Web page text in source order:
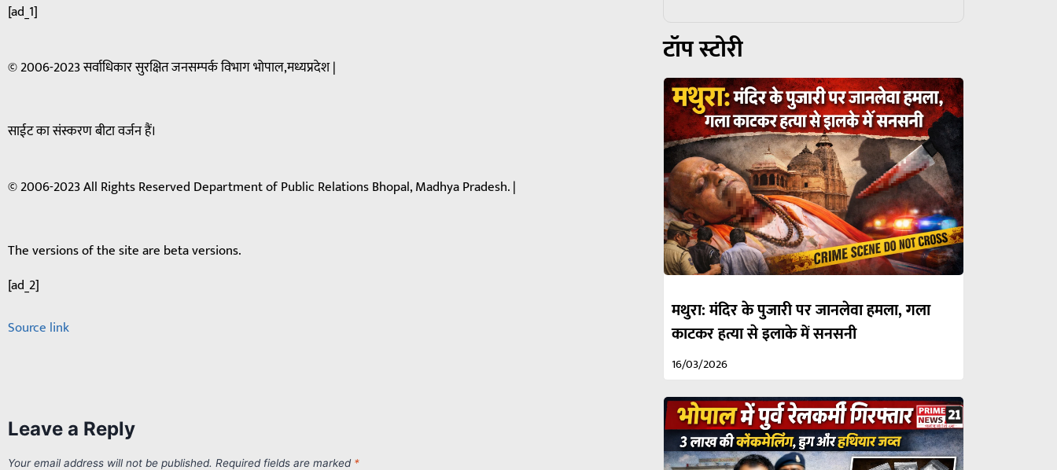
[ad_1]
© 2006-2023 सर्वाधिकार सुरक्षित जनसम्पर्क विभाग भोपाल,मध्यप्रदेश |
साईट का संस्करण बीटा वर्जन हैं।
© 2006-2023 All Rights Reserved Department of Public Relations Bhopal, Madhya Pradesh. |
The versions of the site are beta versions.
[ad_2]
Source link
Leave a Reply
Your email address will not be published. Required fields are marked *
टॉप स्टोरी
मथुरा: मंदिर के पुजारी पर जानलेवा हमला, गला
काटकर हत्या से इलाके में सनसनी
16/03/2026